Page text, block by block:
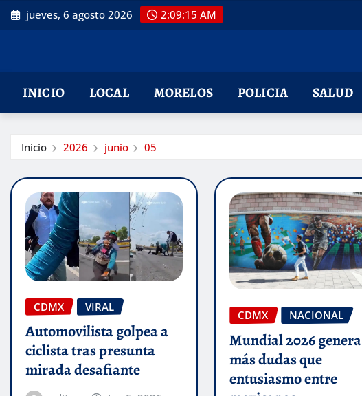
Saltar
al
jueves, 6 agosto 2026 2:09:16 AM
INICIO LOCAL MORELOS POLICIA SALUD
Inicio 2026 junio 05
CDMX VIRAL
Automovilista golpea a
ciclista tras presunta
mirada desafiante
CDMX NACIONAL
Mundial 2026 genera
más dudas que
entusiasmo entre